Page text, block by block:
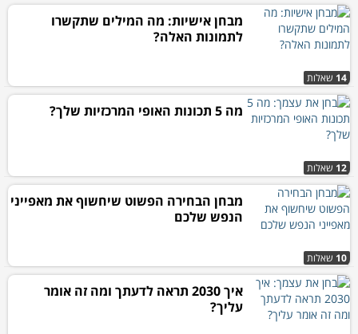
14 שאלות
מבחן אישיות: מה המילים שתקשרו
לתמונות האלה?
12 שאלות
מה 5 תכונות האופי המרכזיות שלך?
10 שאלות
מבחן הבחירה הפשוט שיחשוף את מאפייני
הנפש שלכם
איך 2030 תראה לדעתך ומה זה אומר
עליך?